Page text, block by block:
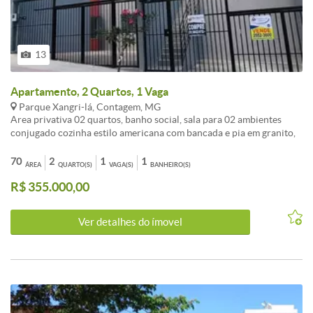
valorização.<br /><br />Aceita financiamento e FGTS.<br /><br
/>Preços e condições sujeitos a alteração sem aviso prévio.<br />
<br />Agende sua visita.
13
Apartamento, 2 Quartos, 1 Vaga
Parque Xangri-lá, Contagem, MG
Area privativa 02 quartos, banho social, sala para 02 ambientes
conjugado cozinha estilo americana com bancada e pia em granito,
/>A oportunidade de ter um Garden para chamar de seu está aqui!
ÁREA
70 QUARTO(S)
2 VAGA(S)
1 BANHEIRO(S)
1
R$ 355.000,00
Ver detalhes do ímovel